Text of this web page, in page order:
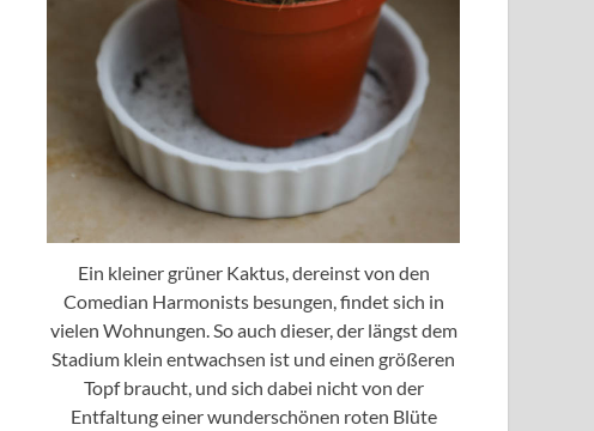
Ein kleiner grüner Kaktus, dereinst von den
Comedian Harmonists besungen, findet sich in
vielen Wohnungen. So auch dieser, der längst dem
Stadium klein entwachsen ist und einen größeren
Topf braucht, und sich dabei nicht von der
Entfaltung einer wunderschönen roten Blüte